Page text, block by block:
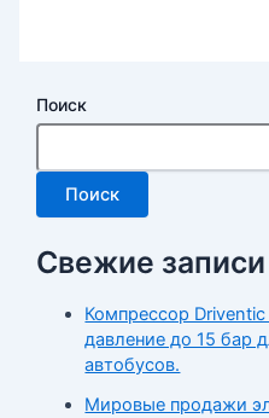
Поиск
Поиск
Свежие записи
Компрессор
давление до 15 бар
автобусов.
Мировые продажи